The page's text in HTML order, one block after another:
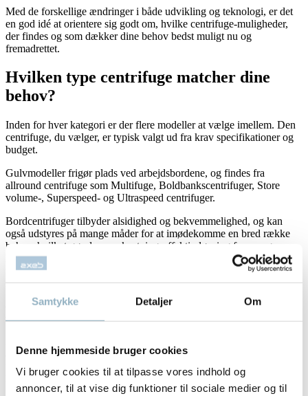
Samtykke Detaljer Om
Denne hjemmeside bruger cookies
Vi bruger cookies til at tilpasse vores indhold og
annoncer, til at vise dig funktioner til sociale medier og til
Med de forskellige ændringer i både udvikling og teknologi, er det
en god idé at orientere sig godt om, hvilke centrifuge-muligheder,
der findes og som dækker dine behov bedst muligt nu og
fremadrettet.
Hvilken type centrifuge matcher dine
behov?
Inden for hver kategori er der flere modeller at vælge imellem. Den
centrifuge, du vælger, er typisk valgt ud fra krav specifikationer og
budget.
Gulvmodeller frigør plads ved arbejdsbordene, og findes fra
allround centrifuge som Multifuge, Boldbankscentrifuger, Store
volume-, Superspeed- og Ultraspeed centrifuger.
Bordcentrifuger tilbyder alsidighed og bekvemmelighed, og kan
også udstyres på mange måder for at imødekomme en bred række
behov, hvilket gør dem omkostningseffektiv løsning for mange
laboratorier. Bordmodeller omfatter allround-centrifuger,
mikrocentrifuger, små kliniske centrifuger, cellevaskere samt der
findes også bordmodeller i både Super og Ultraspeed centrifuger.
En langsigtet investering
applikationer, som de understøtter, er et nyttigt første skridt i
udvælgelsesprocessen. Når du har identificeret dine behov er det
langt lettere at vælge den rette centrifuge, som opfylder dine krav.